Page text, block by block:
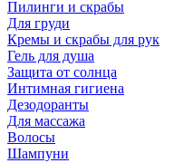
Пилинги и скрабы
Для груди
Кремы и скрабы для рук
Гель для душа
Защита от солнца
Интимная гигиена
Дезодоранты
Для массажа
Волосы
Шампуни